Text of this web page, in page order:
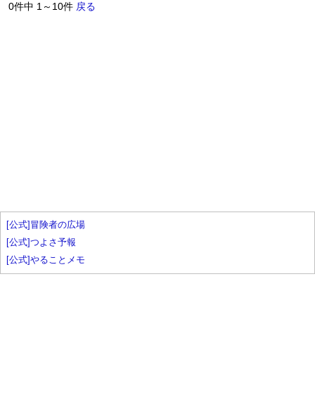
0件中 1～10件 戻る
[公式]冒険者の広場
[公式]つよさ予報
[公式]やることメモ